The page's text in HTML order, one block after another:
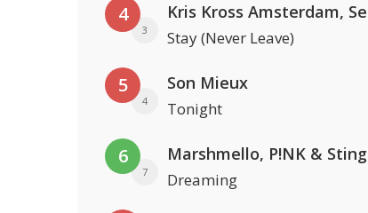
4
3 Stay (Never Leave)
5
4
Son Mieux
Tonight
6
7
Marshmello, P!NK & Sting
Dreaming